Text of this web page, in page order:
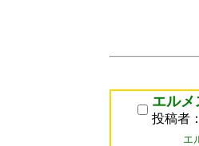
エルメ
投稿者
エ